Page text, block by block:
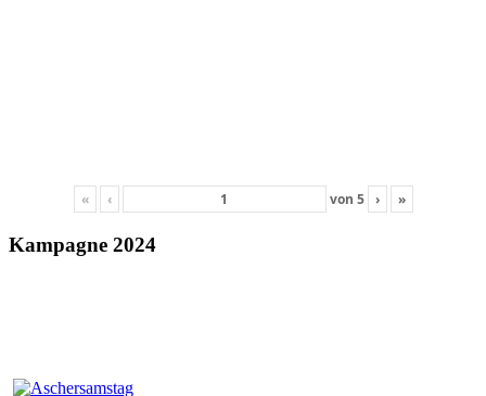
« ‹ von 5 › »
Kampagne 2024